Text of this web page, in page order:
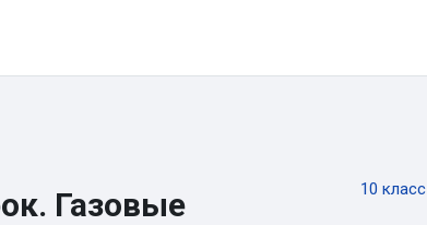
Газовые
10 класс